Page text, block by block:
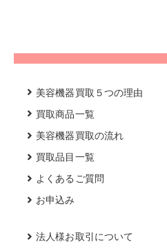
美容機器買取５つの理由
買取商品一覧
美容機器買取の流れ
買取品目一覧
よくあるご質問
お申込み
法人様お取引について